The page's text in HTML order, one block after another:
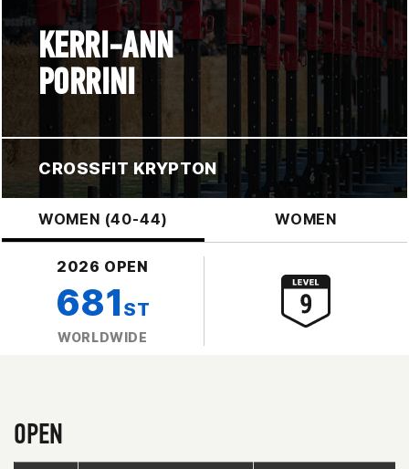
KERRI-ANN
PORRINI
CROSSFIT KRYPTON
WOMEN (40-44) WOMEN
2026 OPEN
681 ST
WORLDWIDE
OPEN